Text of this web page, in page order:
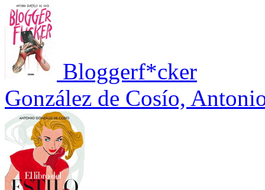
Bloggerf*cker
González de Cosío,